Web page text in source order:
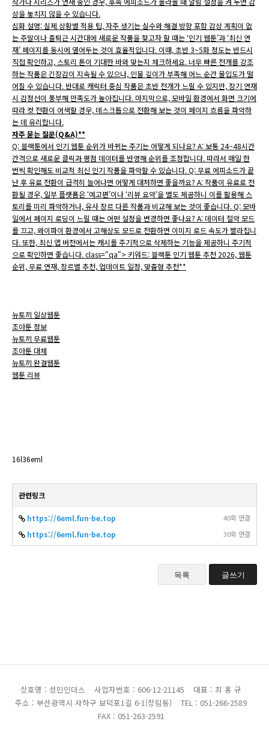
상을 놓치지 않을 수 있습니다.
심화 설명: 실제 상황별 적용 팁, 자주 생기는 실수와 해결 방향 포함 감상 계획이 없
는 주말이나 출퇴근 시간대에 새로운 작품을 찾고자 할 때는 ‘인기 웹툰’과 ‘최신 연
재’ 페이지를 동시에 열어두는 것이 효율적입니다. 이때, 초반 3~5화 정도는 반드시
직접 확인하고, 스토리 톤이 기대한 바와 맞는지 체크하세요. 너무 빠른 전개를 강조
하는 작품은 긴장감이 지속될 수 있으나, 인물 깊이가 부족해 어느 순간 몰입도가 떨
어질 수 있습니다. 반대로 캐릭터 중심 작품은 초반 전개가 느릴 수 있지만, 장기 연재
시 감정선이 풍부해 만족도가 높아집니다. 마지막으로, 모바일 환경에서 화면 크기에
따라 컷 전환이 어색할 경우, 데스크톱으로 전환해 보는 것이 페이지 흐름을 파악하
는 데 유리합니다.
자주 묻는 질문(Q&A)**
Q: 블랙툰에서 인기 웹툰 순위가 바뀌는 주기는 어떻게 되나요? A: 보통 24~48시간
간격으로 새로운 클릭과 평점 데이터를 반영해 순위를 조정합니다. 따라서 매일 한
번씩 확인해도 비교적 최신 인기 작품을 파악할 수 있습니다. Q: 무료 에피소드가 끝
난 후 유료 전환이 급격히 늘어나면 어떻게 대처하면 좋을까요? A: 작품이 유료로 전
환될 경우, 일부 플랫폼은 ‘예고편’이나 ‘리뷰 요약’을 별도 제공하니 이를 활용해 스
토리를 미리 파악하거나, 유사 장르 다른 작품과 비교해 보는 것이 좋습니다. Q: 모바
일에서 페이지 로딩이 느릴 때는 어떤 설정을 변경하면 좋나요? A: 데이터 절약 모드
를 끄고, 와이파이 환경에서 고해상도 모드로 전환하면 이미지 로드 속도가 빨라집니
다. 또한, 최신 앱 버전에서는 캐시를 주기적으로 삭제하는 기능을 제공하니 주기적
으로 확인하면 좋습니다. class="qa"> 키워드: 블랙툰 인기 웹툰 추천 2026, 웹툰
순위, 무료 연재, 장르별 추천, 업데이트 일정, 맞춤형 추천**
뉴토끼 일상웹툰
조아툰 정보
뉴토끼 무료웹툰
조아툰 대체
뉴토끼 완결웹툰
웹툰 리뷰
16l36eml
관련링크
https://6eml.fun-be.top 40회 연결
https://6eml.fun-be.top 30회 연결
목록 글쓰기
상호명 : 성민인더스 사업자번호 : 606-12-21145
대표 : 최 홍 규
주소 : 부산광역시 사하구 보덕포1길 6-1(장림동)
TEL : 051-266-2589
FAX : 051-263-2591